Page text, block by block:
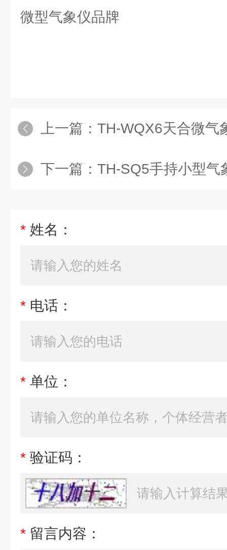
微型气象仪品牌
上一篇： TH-WQX6天合微气
下一篇： TH-SQ5手持小型气
* 姓名：
* 电话：
* 单位：
* 验证码：
* 留言内容：